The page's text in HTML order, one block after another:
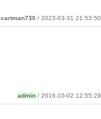
cartman730 / 2023-03-31 21:53:50
admin / 2016-10-02 12:55:29